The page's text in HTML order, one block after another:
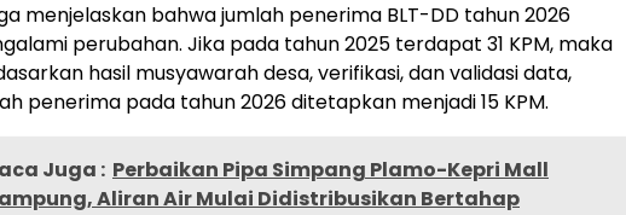
menjelaskan bahwa jumlah penerima BLT-DD tahun 2026
perubahan. Jika pada tahun 2025 terdapat 31 KPM, maka
hasil musyawarah desa, verifikasi, dan validasi data,
penerima pada tahun 2026 ditetapkan menjadi 15 KPM.
Juga : Perbaikan Pipa Simpang Plamo-Kepri Mall
Aliran Air Mulai Didistribusikan Bertahap